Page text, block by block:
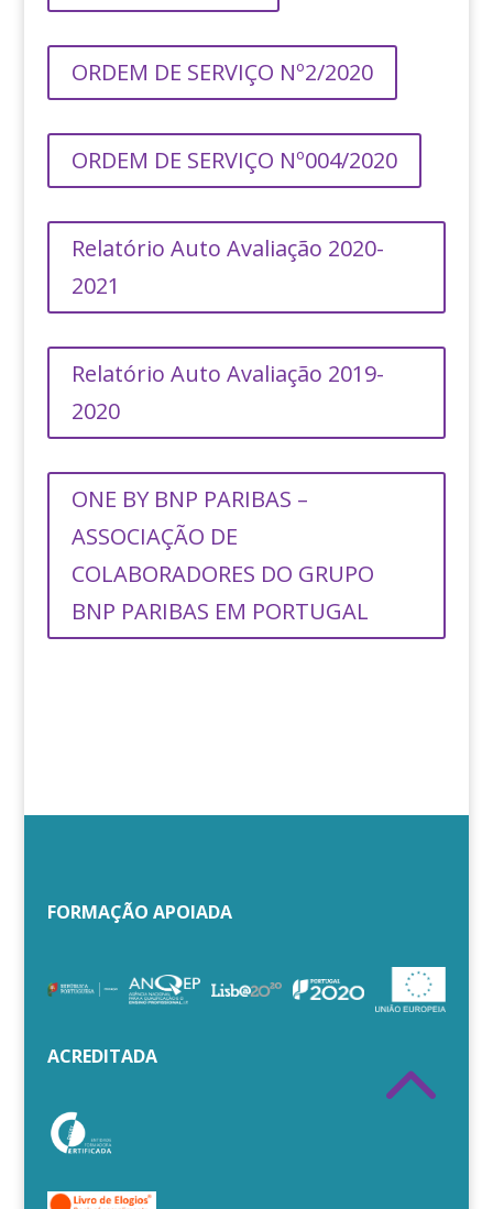
ORDEM DE SERVIÇO Nº2/2020
ORDEM DE SERVIÇO Nº004/2020
Relatório Auto Avaliação 2020-
2021
Relatório Auto Avaliação 2019-
2020
ONE BY BNP PARIBAS –
ASSOCIAÇÃO DE
COLABORADORES DO GRUPO
BNP PARIBAS EM PORTUGAL
FORMAÇÃO APOIADA
ACREDITADA 2